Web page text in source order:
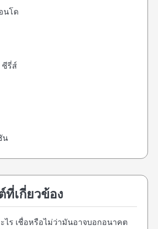
นโด
ซีรี่ส์
น
ที่เกี่ยวข้อง
ไร เชื่อหรือไม่ว่ามันอาจบอกอนาคต